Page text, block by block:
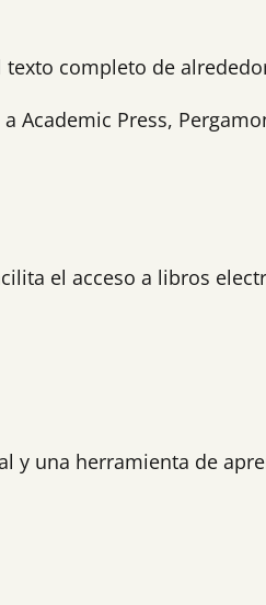
completo de
Press,
el acceso a libros
una herramienta de